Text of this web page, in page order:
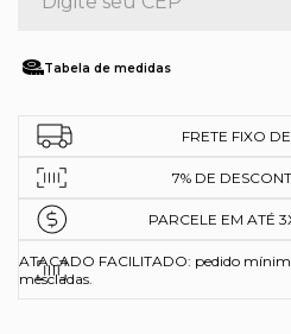
Tabela de medidas
FRETE FIXO
7% DE
PARCELE EM ATÉ
ATACADO FACILITADO: pedido
mescladas.